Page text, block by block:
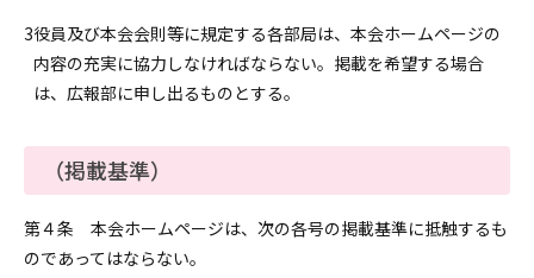
役員及び本会会則等に規定する各部局は、本会ホームページの
内容の充実に協力しなければならない。掲載を希望する場合
は、広報部に申し出るものとする。
（掲載基準）
第４条 本会ホームページは、次の各号の掲載基準に抵触するも
のであってはならない。